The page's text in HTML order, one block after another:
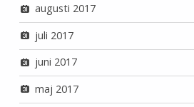
augusti 2017
juli 2017
juni 2017
maj 2017